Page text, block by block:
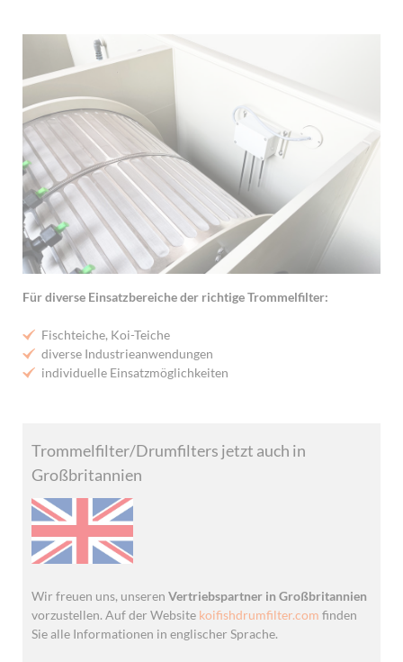
Für diverse Einsatzbereiche der richtige Trommelfilter:
Fischteiche, Koi-Teiche
diverse Industrieanwendungen
individuelle Einsatzmöglichkeiten
Trommelfilter/Drumfilters jetzt auch in
Großbritannien
Wir freuen uns, unseren Vertriebspartner in Großbritannien
vorzustellen. Auf der Website koifishdrumfilter.com finden
Sie alle Informationen in englischer Sprache.